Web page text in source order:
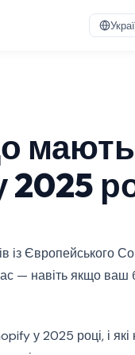
2025
із Європейського
— навіть якщо ваш
у 2025 році, і які